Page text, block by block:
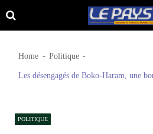
Skip
to
Skip
to
Home Politique
Les désengagés de Boko-Haram, une
POLITIQUE